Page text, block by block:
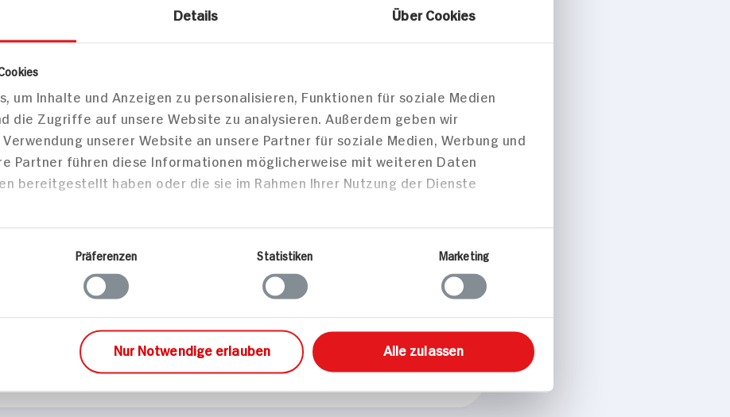
Details Über Cookies
um Inhalte und Anzeigen zu personalisieren, Funktionen für soziale Medien
die Zugriffe auf unsere Website zu analysieren. Außerdem geben wir
unserer Website an unsere Partner für soziale Medien, Werbung und
Partner führen diese Informationen möglicherweise mit weiteren Daten
bereitgestellt haben oder die sie im Rahmen Ihrer Nutzung der Dienste
Präferenzen Statistiken Marketing
Nur Notwendige erlauben Alle zulassen
Haarpflege
Hafer Aufbau-Kur
Markt finden
Bitte wählen Sie einen Markt aus,
Mikroplastikfrei